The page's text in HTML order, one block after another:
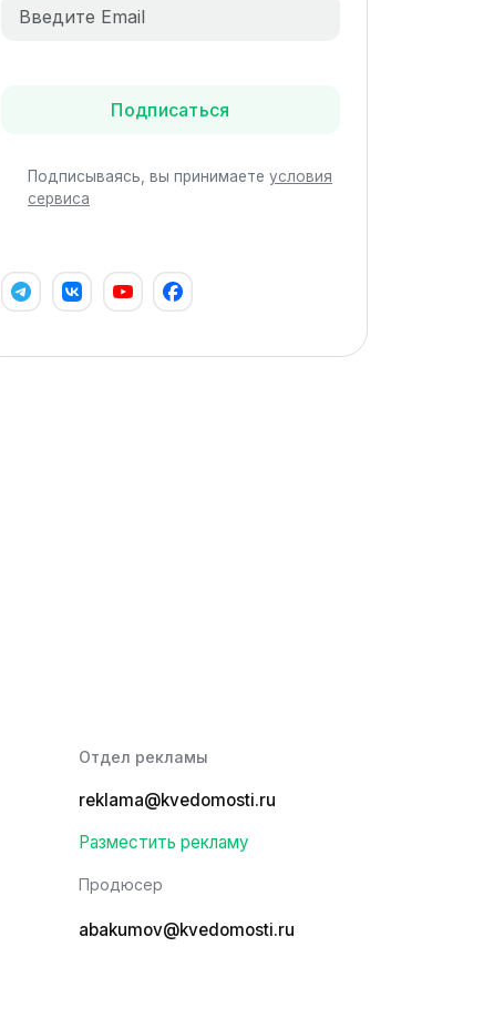
Подписаться
Подписываясь, вы принимаете условия
сервиса
Отдел рекламы
reklama@kvedomosti.ru
Разместить рекламу
Продюсер
abakumov@kvedomosti.ru